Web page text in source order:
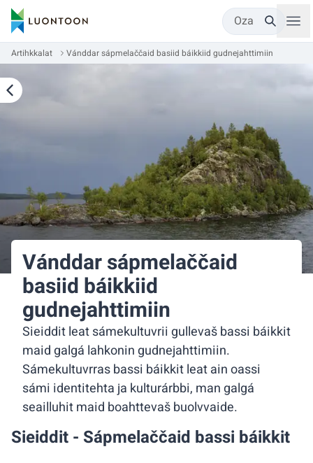
Oza
Artihkkalat Vánddar sápmelaččaid basiid báikkiid gudnejahttimiin
Vánddar sápmelaččaid
basiid báikkiid
gudnejahttimiin
Sieiddit leat sámekultuvrii gullevaš bassi báikkit
maid galgá lahkonin gudnejahttimiin.
Sámekultuvrras bassi báikkit leat ain oassi
sámi identitehta ja kulturárbbi, man galgá
seailluhit maid boahttevaš buolvvaide.
Sieiddit - Sápmelaččaid bassi báikkit